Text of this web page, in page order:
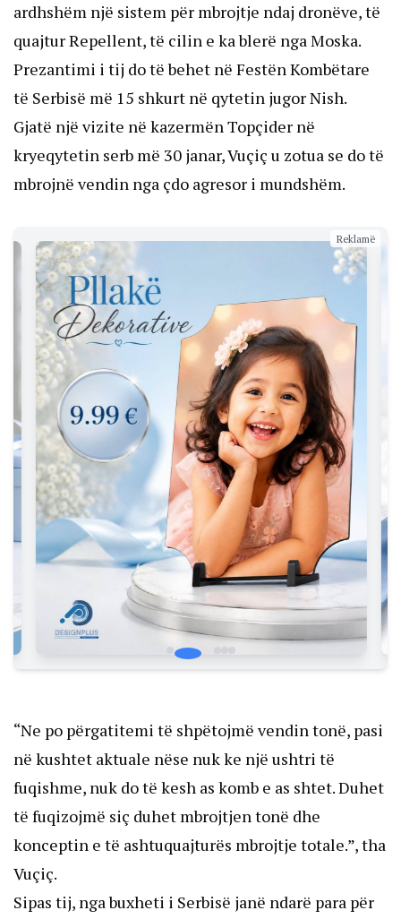
ardhshëm një sistem për mbrojtje ndaj dronëve, të
quajtur Repellent, të cilin e ka blerë nga Moska.
Prezantimi i tij do të behet në Festën Kombëtare
të Serbisë më 15 shkurt në qytetin jugor Nish.
Gjatë një vizite në kazermën Topçider në
kryeqytetin serb më 30 janar, Vuçiç u zotua se do të
mbrojnë vendin nga çdo agresor i mundshëm.
Reklamë
“Ne po përgatitemi të shpëtojmë vendin tonë, pasi
në kushtet aktuale nëse nuk ke një ushtri të
fuqishme, nuk do të kesh as komb e as shtet. Duhet
të fuqizojmë siç duhet mbrojtjen tonë dhe
konceptin e të ashtuquajturës mbrojtje totale.”, tha
Vuçiç.
Sipas tij, nga buxheti i Serbisë janë ndarë para për